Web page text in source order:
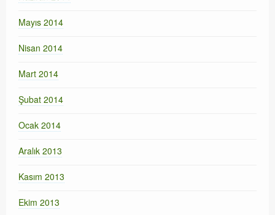
Mayıs 2014
Nisan 2014
Mart 2014
Şubat 2014
Ocak 2014
Aralık 2013
Kasım 2013
Ekim 2013